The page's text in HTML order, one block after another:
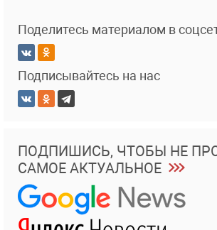
Поделитесь материалом в
Подписывайтесь на нас
ПОДПИШИСЬ, ЧТОБЫ НЕ
САМОЕ АКТУАЛЬНОЕ